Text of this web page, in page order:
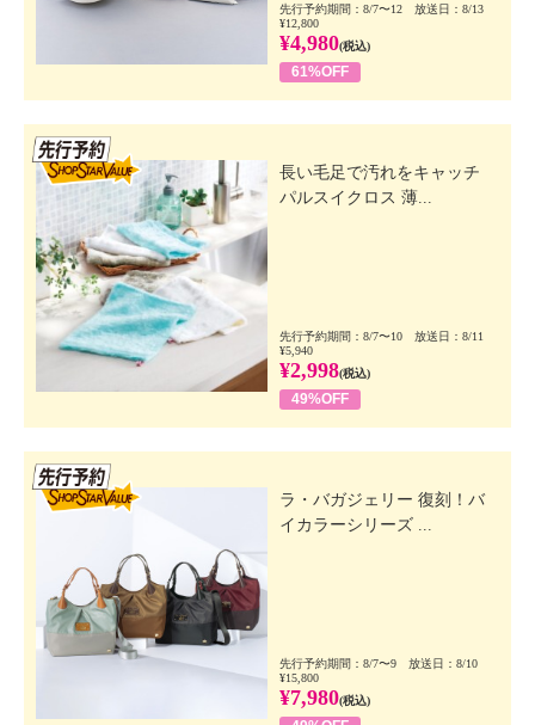
先行予約期間：8/7〜12 放送日：8/13
¥12,800
¥4,980(税込)
61%OFF
長い毛足で汚れをキャッチ
パルスイクロス 薄...
先行予約期間：8/7〜10 放送日：8/11
¥5,940
¥2,998(税込)
49%OFF
ラ・バガジェリー 復刻！バ
イカラーシリーズ ...
先行予約期間：8/7〜9 放送日：8/10
¥15,800
¥7,980(税込)